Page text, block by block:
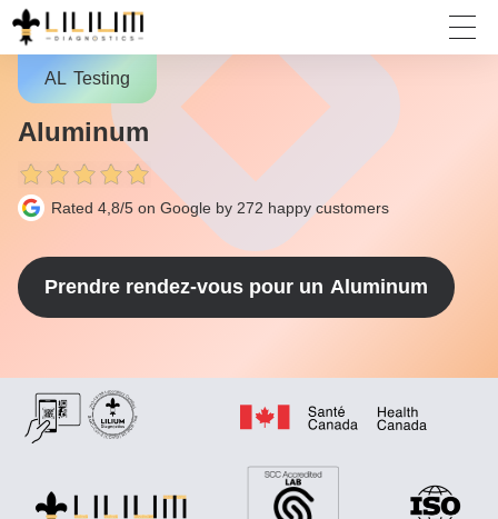
AL Testing
Aluminum
Rated 4,8/5 on Google by 272 happy customers
Prendre rendez-vous pour un Aluminum